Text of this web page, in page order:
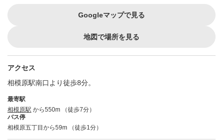
Googleマップで見る
地図で場所を見る
アクセス
相模原駅南口より徒歩8分。
最寄駅
相模原駅 から550m （徒歩7分）
バス停
相模原五丁目から59m （徒歩1分）